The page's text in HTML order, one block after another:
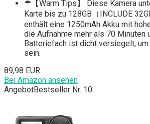
☂【Warm Tips】 Diese Kamera
Karte bis zu 128GB（INCLUDE
enthält eine 1250mAh Akku mit
die Aufnahme mehr als 70 Minuten
Batteriefach ist dicht versiegelt,
sein.
89,98 EUR
Bei Amazon ansehen
AngebotBestseller Nr. 10